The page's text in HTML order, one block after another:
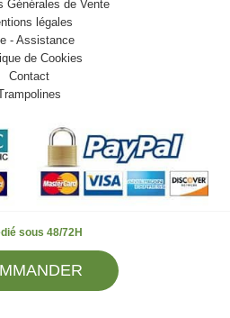
sous 48/72H
Générales de Vente
légales
- Assistance
de Cookies
Contact
droits réservés - sportstock.fr -
Delage 44360 VIGNEUX DE